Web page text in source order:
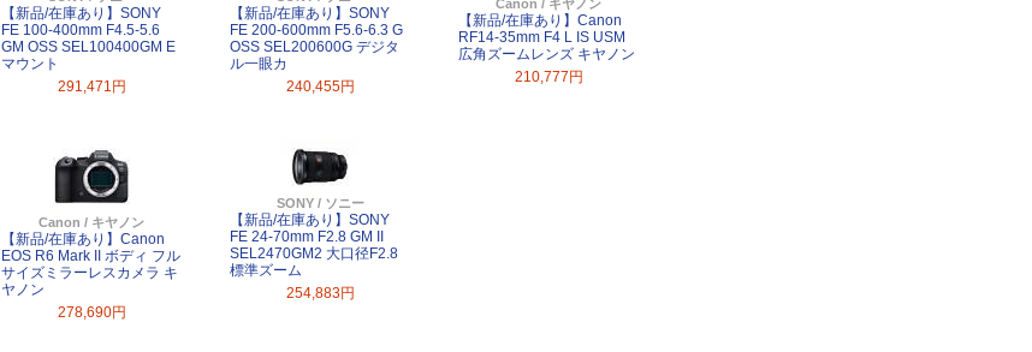
【新品/在庫あり】SONY
FE 100-400mm F4.5-5.6
GM OSS SEL100400GM E
マウント
291,471円
【新品/在庫あり】SONY
FE 200-600mm F5.6-6.3 G
OSS SEL200600G デジタ
ル一眼カ
240,455円
Canon / キヤノン
【新品/在庫あり】Canon
RF14-35mm F4 L IS USM
広角ズームレンズ キヤノン
210,777円
Canon / キヤノン
【新品/在庫あり】Canon
EOS R6 Mark II ボディ フル
サイズミラーレスカメラ キ
ヤノン
278,690円
SONY / ソニー
【新品/在庫あり】SONY
FE 24-70mm F2.8 GM II
SEL2470GM2 大口径F2.8
標準ズーム
254,883円